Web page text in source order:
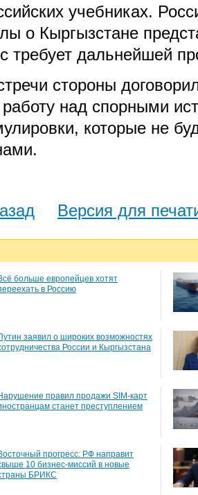
учебниках.
о Кыргызстане
требует дальнейшей
стороны
над спорными
которые не
Версия для
больше европейцев хотят
в Россию
заявил о широких возможностях
России и Кыргызстана
правил продажи SIM-карт
станет преступлением
прогресс: РФ направит
10 бизнес-миссий в новые
БРИКС